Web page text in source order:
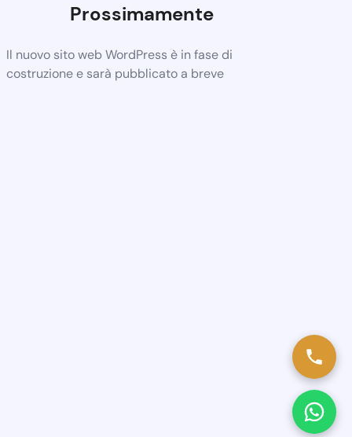
Prossimamente
Il nuovo sito web WordPress è in fase di
costruzione e sarà pubblicato a breve